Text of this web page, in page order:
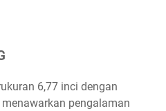
6,77 inci dengan
pengalaman